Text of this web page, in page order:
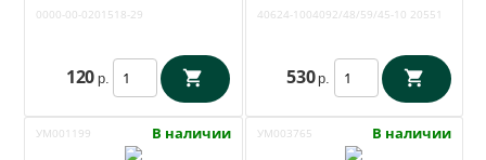
0201518-29
0000-00-0201518-29
120 р.
Ростеко 40624-
40624-1004092/48/59/45-10 20551
530 р.
УМ001199 В наличии УМ003765 В наличии